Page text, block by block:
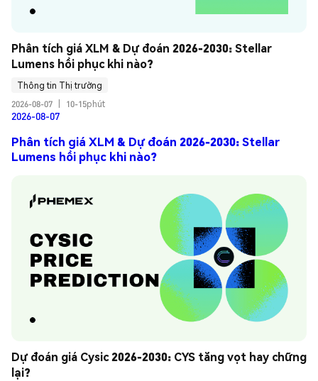
Phân tích giá XLM & Dự đoán 2026-2030: Stellar
Lumens hồi phục khi nào?
Thông tin Thị trường
2026-08-07
10-15phút
2026-08-07
Phân tích giá XLM & Dự đoán 2026-2030: Stellar
Lumens hồi phục khi nào?
Dự đoán giá Cysic 2026-2030: CYS tăng vọt hay chững
lại?